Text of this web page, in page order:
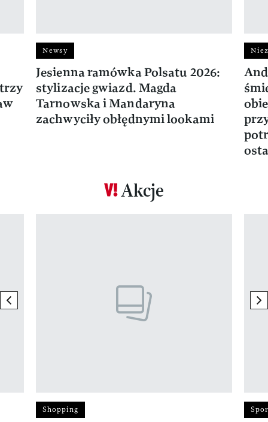
Newsy
Jesienna ramówka Polsatu 2026:
stylizacje gwiazd. Magda
Tarnowska i Mandaryna
zachwyciły obłędnymi lookami
Akcje
previous element
Shopping